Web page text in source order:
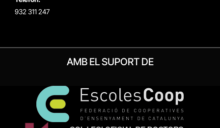
932 311 247
AMB EL SUPORT DE